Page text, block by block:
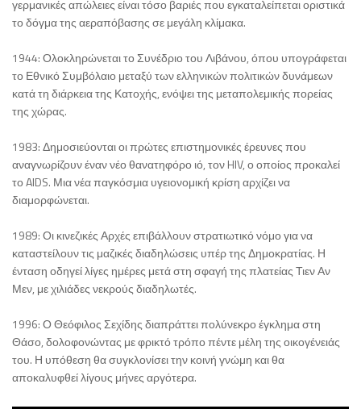
γερμανικές απώλειες είναι τόσο βαριές που εγκαταλείπεται οριστικά
το δόγμα της αεραπόβασης σε μεγάλη κλίμακα.
1944: Ολοκληρώνεται το Συνέδριο του Λιβάνου, όπου υπογράφεται
το Εθνικό Συμβόλαιο μεταξύ των ελληνικών πολιτικών δυνάμεων
κατά τη διάρκεια της Κατοχής, ενόψει της μεταπολεμικής πορείας
της χώρας.
1983: Δημοσιεύονται οι πρώτες επιστημονικές έρευνες που
αναγνωρίζουν έναν νέο θανατηφόρο ιό, τον HIV, ο οποίος προκαλεί
το AIDS. Μια νέα παγκόσμια υγειονομική κρίση αρχίζει να
διαμορφώνεται.
1989: Οι κινεζικές Αρχές επιβάλλουν στρατιωτικό νόμο για να
καταστείλουν τις μαζικές διαδηλώσεις υπέρ της Δημοκρατίας. Η
ένταση οδηγεί λίγες ημέρες μετά στη σφαγή της πλατείας Τιεν Αν
Μεν, με χιλιάδες νεκρούς διαδηλωτές.
1996: Ο Θεόφιλος Σεχίδης διαπράττει πολύνεκρο έγκλημα στη
Θάσο, δολοφονώντας με φρικτό τρόπο πέντε μέλη της οικογένειάς
του. Η υπόθεση θα συγκλονίσει την κοινή γνώμη και θα
αποκαλυφθεί λίγους μήνες αργότερα.